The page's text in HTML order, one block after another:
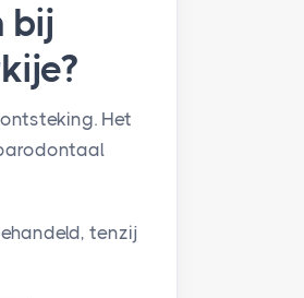
bij
Het
tenzij